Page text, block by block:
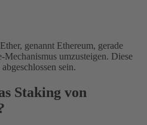
genannt Ethereum, gerade
umzusteigen. Diese
sein.
Staking von